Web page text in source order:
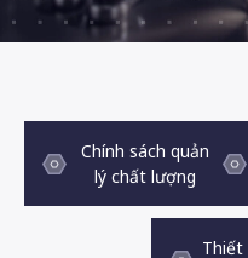
Chính sách quản
lý chất lượng
Thiết